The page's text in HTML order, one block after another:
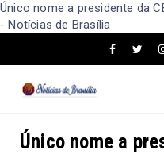
Único nome a presidente da
- Notícias de Brasília
Único nome a